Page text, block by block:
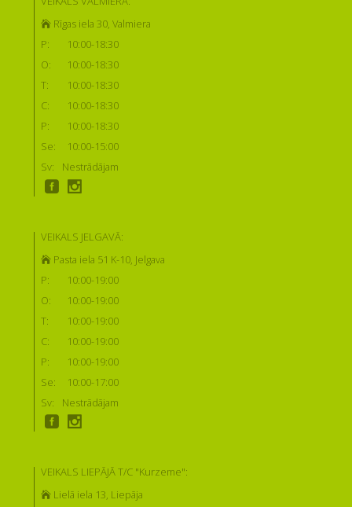
Rīgas iela 30, Valmiera
P:
10:00-18:30
O:
10:00-18:30
T:
10:00-18:30
C:
10:00-18:30
P:
10:00-18:30
Se:
10:00-15:00
Sv:
Nestrādājam
VEIKALS JELGAVĀ:
Pasta iela 51 K-10, Jelgava
P:
10:00-19:00
O:
10:00-19:00
T:
10:00-19:00
C:
10:00-19:00
P:
10:00-19:00
Se:
10:00-17:00
Sv:
Nestrādājam
VEIKALS LIEPĀJĀ T/C "Kurzeme":
Lielā iela 13, Liepāja